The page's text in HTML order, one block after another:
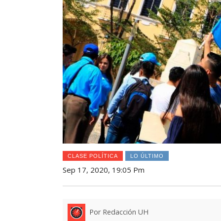
CLASE POLÍTICA LO ÚLTIMO
Sep 17, 2020, 19:05 Pm
Por Redacción UH